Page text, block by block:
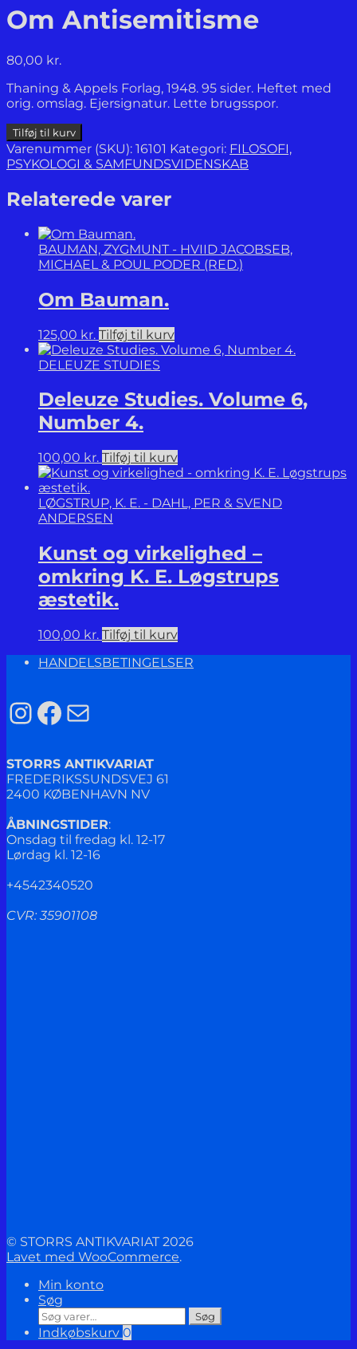
Om Antisemitisme
80,00 kr.
Thaning & Appels Forlag, 1948. 95 sider. Heftet med
orig. omslag. Ejersignatur. Lette brugsspor.
Om
Antisemitisme
antal
Tilføj til kurv
Varenummer (SKU): 16101 Kategori: FILOSOFI,
PSYKOLOGI & SAMFUNDSVIDENSKAB
Relaterede varer
BAUMAN, ZYGMUNT - HVIID JACOBSEB,
MICHAEL & POUL PODER (RED.)
Om Bauman.
125,00 kr. Tilføj til kurv
DELEUZE STUDIES
Deleuze Studies. Volume 6,
Number 4.
100,00 kr. Tilføj til kurv
LØGSTRUP, K. E. - DAHL, PER & SVEND
ANDERSEN
Kunst og virkelighed –
omkring K. E. Løgstrups
æstetik.
100,00 kr. Tilføj til kurv
HANDELSBETINGELSER
Instagram
Facebook
Mail
STORRS ANTIKVARIAT
FREDERIKSSUNDSVEJ 61
2400 KØBENHAVN NV
ÅBNINGSTIDER:
Onsdag til fredag kl. 12-17
Lørdag kl. 12-16
+4542340520
CVR: 35901108
© STORRS ANTIKVARIAT 2026
Lavet med WooCommerce.
Min konto
Søg
Søg
efter:
Søg
Indkøbskurv 0